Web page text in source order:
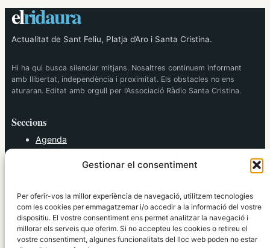
Gestionar el consentiment
Per oferir-vos la millor experiència de navegació, utilitzem tecnologies
com les cookies per emmagatzemar i/o accedir a la informació del vostre
dispositiu. El vostre consentiment ens permet analitzar la navegació i
millorar els serveis que oferim. Si no accepteu les cookies o retireu el
vostre consentiment, algunes funcionalitats del lloc web poden no estar
elridaura
Actualitat de Sant Feliu, Platja d’Aro i Santa Cristina.
Hi ha qui busca silenciar mitjans. Nosaltres continuem informant
amb llibertat, independència i proximitat. Els obstacles no ens
aturaran. Editat amb orgull per l’Associació Ràdio Santa Cristina.
Seccions
Agenda
Política
Societat
Tendències